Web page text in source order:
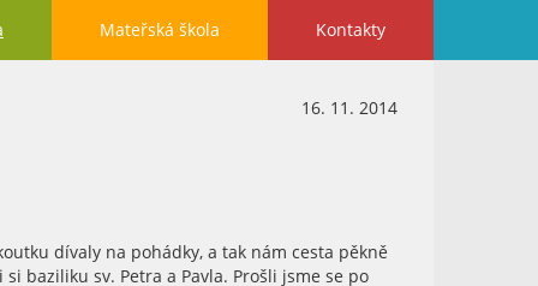
Mateřská škola Kontakty
16. 11. 2014
dívaly na pohádky, a tak nám cesta pěkně
baziliku sv. Petra a Pavla. Prošli jsme se po